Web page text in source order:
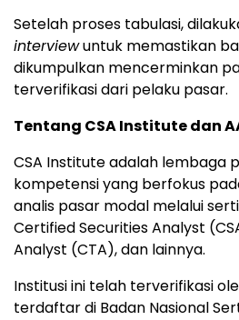
Setelah proses tabulasi,
interviewuntuk memastikan
dikumpulkan mencerminkan
terverifikasidari pelaku pasar.
Tentang CSAInstitutedan
CSA Instituteadalah lembaga
kompetensiyang berfokus
analis pasar modal melalui
CertifiedSecuritiesAnalyst (
Analyst (CTA),dan lainnya.
Institusiini telah terverifikasi
terdaftardi Badan Nasional